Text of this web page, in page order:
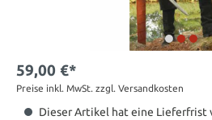
59,00 €*
Preise inkl. MwSt. zzgl. Versandkosten
Dieser Artikel hat eine Lieferfrist